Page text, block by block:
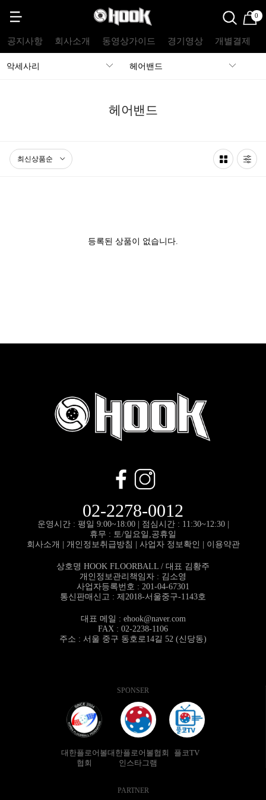
0
공지사항 회사소개 동영상가이드 경기영상 개별결제
악세사리 헤어밴드
헤어밴드
등록된 상품이 없습니다.
02-2278-0012
운영시간 : 평일 9:00~18:00 | 점심시간 : 11:30~12:30 |
휴무 : 토/일요일,공휴일
회사소개
개인정보취급방침 사업자 정보확인 이용약관
상호명 HOOK FLOORBALL / 대표 김황주
개인정보관리책임자 : 김소영
사업자등록번호 : 201-04-67301
통신판매신고 : 제2018-서울중구-1143호
대표 메일 : ehook@naver.com
FAX : 02-2238-1106
주소 : 서울 중구 동호로14길 52 (신당동)
SPONSER
대한플로어볼
협회
대한플로어볼협회
인스타그램
플코TV
PARTNER